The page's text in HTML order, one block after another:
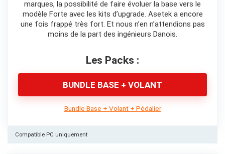
marques, la possibilité de faire évoluer la base vers le
modèle Forte avec les kits d’upgrade. Asetek a encore
une fois frappé très fort. Et nous n’en n’attendions pas
moins de la part des ingénieurs Danois.
Les Packs :
BUNDLE BASE + VOLANT
Bundle Base + Volant + Pédalier
Compatible PC uniquement